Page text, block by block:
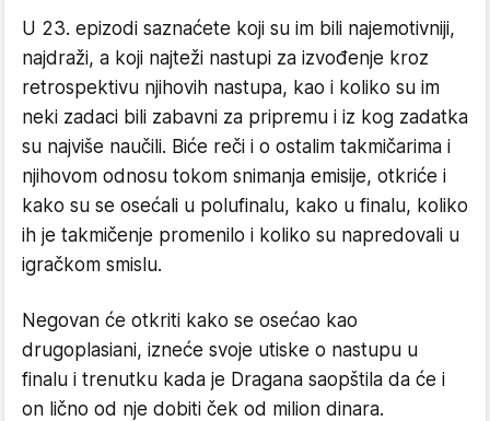
U 23. epizodi saznaćete koji su im bili najemotivniji,
najdraži, a koji najteži nastupi za izvođenje kroz
retrospektivu njihovih nastupa, kao i koliko su im
neki zadaci bili zabavni za pripremu i iz kog zadatka
su najviše naučili. Biće reči i o ostalim takmičarima i
njihovom odnosu tokom snimanja emisije, otkriće i
kako su se osećali u polufinalu, kako u finalu, koliko
ih je takmičenje promenilo i koliko su napredovali u
igračkom smislu.
Negovan će otkriti kako se osećao kao
drugoplasiani, izneće svoje utiske o nastupu u
finalu i trenutku kada je Dragana saopštila da će i
on lično od nje dobiti ček od milion dinara.